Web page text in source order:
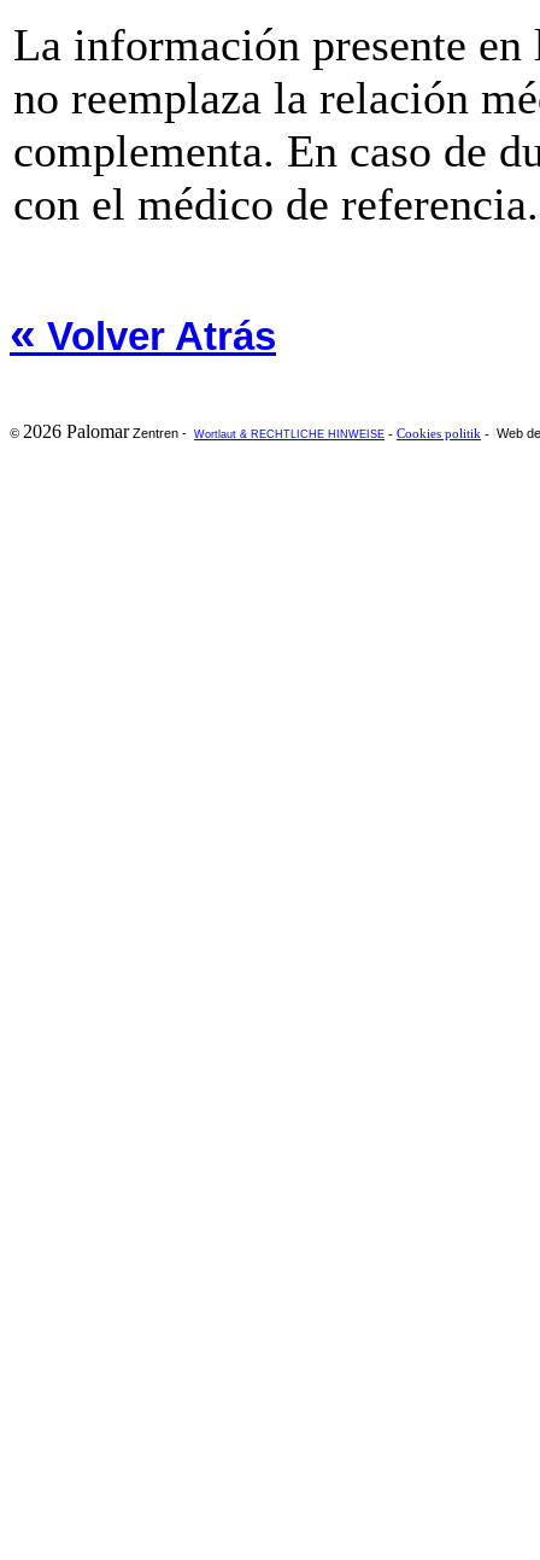
La información presente
no reemplaza la relación
complementa. En caso de
con el médico de referencia.
« Volver Atrás
© 2026 PalomarZentren - Wortlaut & RECHTLICHE HINWEISE - Cookies politik - Web